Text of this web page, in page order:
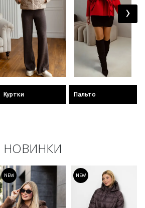
Куртки Пальто
›
НОВИНКИ
NEW NEW